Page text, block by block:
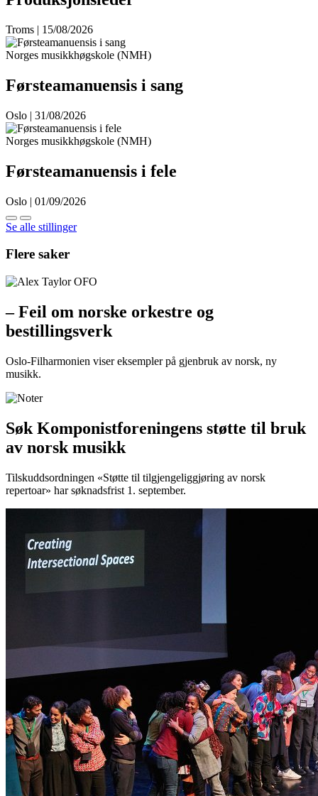
Troms | 15/08/2026
Norges musikkhøgskole (NMH)
Førsteamanuensis i sang
Oslo | 31/08/2026
Norges musikkhøgskole (NMH)
Førsteamanuensis i fele
Oslo | 01/09/2026
Se alle stillinger
Flere saker
– Feil om norske orkestre og
bestillingsverk
Oslo-Filharmonien viser eksempler på gjenbruk av norsk, ny
musikk.
Søk Komponistforeningens støtte til bruk
av norsk musikk
Tilskuddsordningen «Støtte til tilgjengeliggjøring av norsk
repertoar» har søknadsfrist 1. september.